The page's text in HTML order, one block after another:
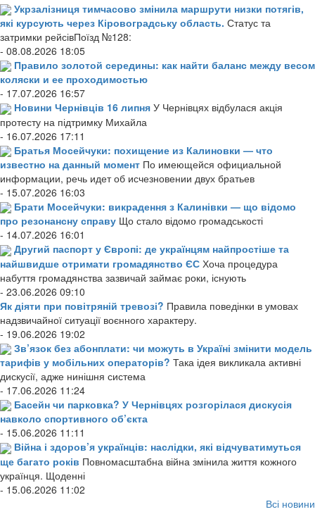
Укрзалізниця тимчасово змінила маршрути низки потягів,
які курсують через Кіровоградську область. Статус та
затримки рейсівПоїзд №128:
- 08.08.2026 18:05
Правило золотой середины: как найти баланс между весом
коляски и ее проходимостью
- 17.07.2026 16:57
Новини Чернівців 16 липня У Чернівцях відбулася акція
протесту на підтримку Михайла
- 16.07.2026 17:11
Братья Мосейчуки: похищение из Калиновки — что
известно на данный момент По имеющейся официальной
информации, речь идет об исчезновении двух братьев
- 15.07.2026 16:03
Брати Мосейчуки: викрадення з Калинівки — що відомо
про резонансну справу Що стало відомо громадськості
- 14.07.2026 16:01
Другий паспорт у Європі: де українцям найпростіше та
найшвидше отримати громадянство ЄС Хоча процедура
набуття громадянства зазвичай займає роки, існують
- 23.06.2026 09:10
Як діяти при повітряній тревозі? Правила поведінки в умовах
надзвичайної ситуації воєнного характеру.
- 19.06.2026 19:02
Зв’язок без абонплати: чи можуть в Україні змінити модель
тарифів у мобільних операторів? Така ідея викликала активні
дискусії, адже нинішня система
- 17.06.2026 11:24
Басейн чи парковка? У Чернівцях розгорілася дискусія
навколо спортивного об’єкта
- 15.06.2026 11:11
Війна і здоров’я українців: наслідки, які відчуватимуться
ще багато років Повномасштабна війна змінила життя кожного
українця. Щоденні
- 15.06.2026 11:02
Всі новини